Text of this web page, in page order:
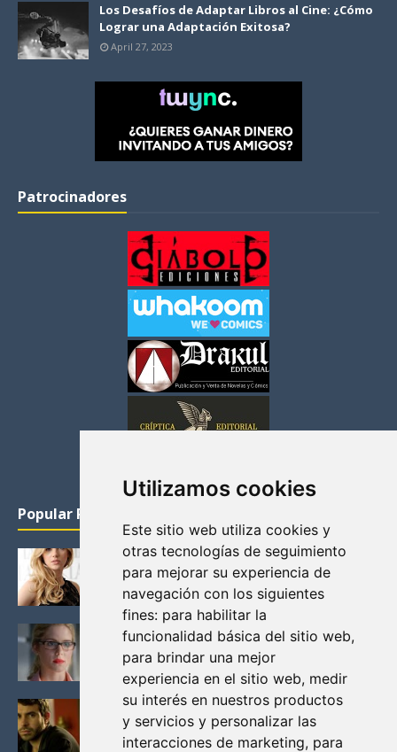
Utilizamos cookies
Este sitio web utiliza cookies y
otras tecnologías de seguimiento
para mejorar su experiencia de
navegación con los siguientes
fines: para habilitar la
funcionalidad básica del sitio web,
para brindar una mejor
experiencia en el sitio web, medir
su interés en nuestros productos
y servicios y personalizar las
interacciones de marketing, para
Los Desafíos de Adaptar Libros al Cine: ¿Cómo
Lograr una Adaptación Exitosa?
April 27, 2023
Patrocinadores
Popular Posts
KATHERYN WINNICK: LA ACTRIZ MAS GUAPA DE
VIKINGOS
Junio 14, 2013
FELICITY (EMILY BETT RICKARDS), LAS FOTOS
MAS BONITAS DE LA ALIADA DE ARROW
Noviembre 30, 2013
BLACK MIRROR: TODA TU HISTORIA. EPISODIO 3.
LA CRITICA
Mayo 17, 2012